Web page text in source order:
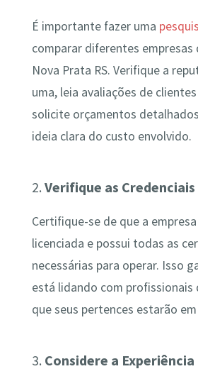
É importante fazer uma
comparar diferentes empresas
Nova Prata RS. Verifique a
uma, leia avaliações de
solicite orçamentos
ideia clara do custo envolvido.
2. Verifique as Credenciais
Certifique-se de que a
licenciada e possui todas as
necessárias para operar. Isso
está lidando com profissionais
que seus pertences estarão
3. Considere a Experiência